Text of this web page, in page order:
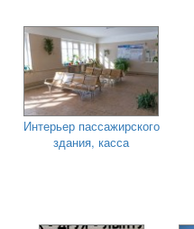
Интерьер пассажирского
здания, касса